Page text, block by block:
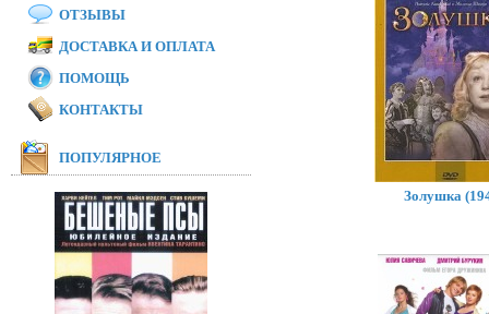
Золушка
ОТЗЫВЫ
ДОСТАВКА И ОПЛАТА
ПОМОЩЬ
КОНТАКТЫ
ПОПУЛЯРНОЕ